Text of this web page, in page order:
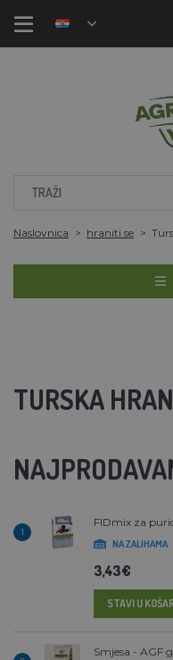
Naslovnica hraniti se
TURSKA
1
FIDmix za
NA ZALIHAMA
3,43€
STAVI U
Smjesa - AGF